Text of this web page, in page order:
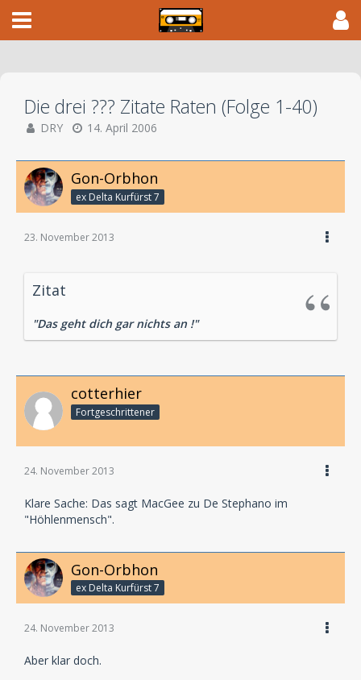
Die drei ??? Zitate Raten (Folge 1-40)
DRY 14. April 2006
Gon-Orbhon
ex Delta Kurfürst 7
23. November 2013
Zitat
"Das geht dich gar nichts an !"
cotterhier
Fortgeschrittener
24. November 2013
Klare Sache: Das sagt MacGee zu De Stephano im
"Höhlenmensch".
Gon-Orbhon
ex Delta Kurfürst 7
24. November 2013
Aber klar doch.